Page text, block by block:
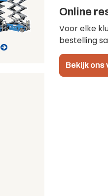
Online
Voor elke
bestelling
Bekijk